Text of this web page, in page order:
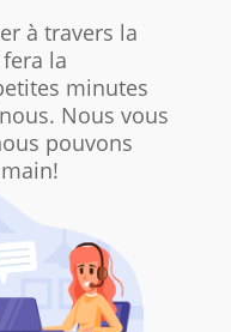
à travers la
la
minutes
Nous vous
pouvons